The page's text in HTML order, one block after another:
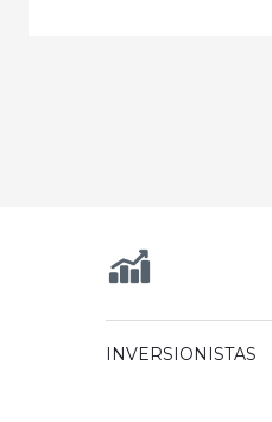
INVERSIONISTAS